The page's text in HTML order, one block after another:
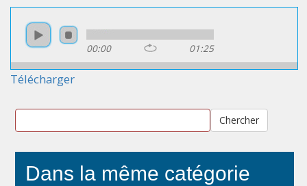
00:00 01:25
Télécharger
Chercher
Dans la même catégorie